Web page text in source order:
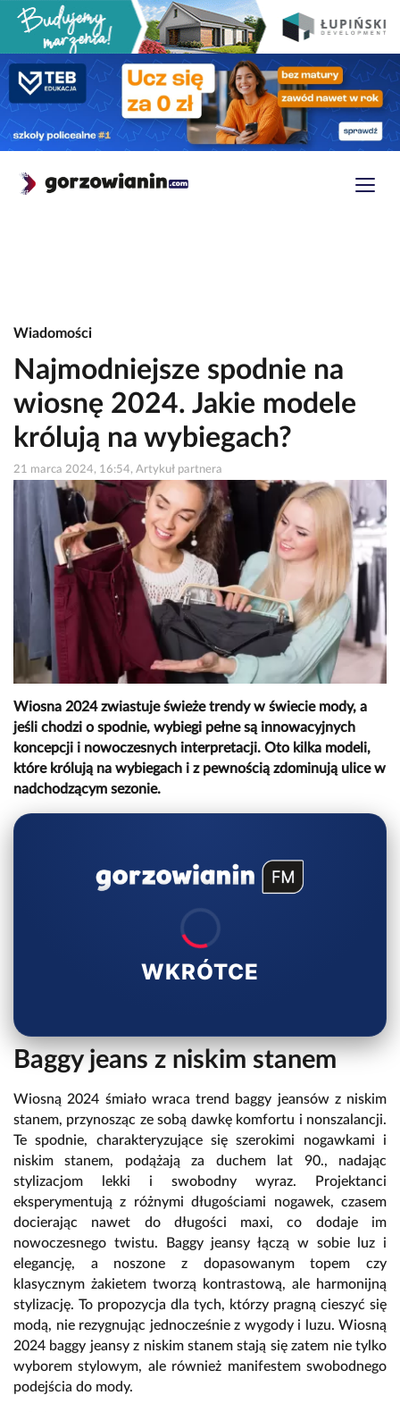
Wiadomości
Najmodniejsze spodnie na
wiosnę 2024. Jakie modele
królują na wybiegach?
21 marca 2024, 16:54, Artykuł partnera
Wiosna 2024 zwiastuje świeże trendy w świecie mody, a
jeśli chodzi o spodnie, wybiegi pełne są innowacyjnych
koncepcji i nowoczesnych interpretacji. Oto kilka modeli,
które królują na wybiegach i z pewnością zdominują ulice w
nadchodzącym sezonie.
WKRÓTCE
Baggy jeans z niskim stanem
Wiosną 2024 śmiało wraca trend baggy jeansów z niskim
stanem, przynosząc ze sobą dawkę komfortu i nonszalancji.
Te spodnie, charakteryzujące się szerokimi nogawkami i
niskim stanem, podążają za duchem lat 90., nadając
stylizacjom lekki i swobodny wyraz. Projektanci
eksperymentują z różnymi długościami nogawek, czasem
docierając nawet do długości maxi, co dodaje im
nowoczesnego twistu. Baggy jeansy łączą w sobie luz i
elegancję, a noszone z dopasowanym topem czy
klasycznym żakietem tworzą kontrastową, ale harmonijną
stylizację. To propozycja dla tych, którzy pragną cieszyć się
modą, nie rezygnując jednocześnie z wygody i luzu. Wiosną
2024 baggy jeansy z niskim stanem stają się zatem nie tylko
wyborem stylowym, ale również manifestem swobodnego
podejścia do mody.